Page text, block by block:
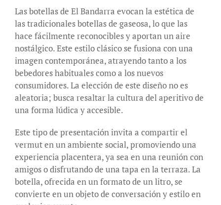
Las botellas de El Bandarra evocan la estética de
las tradicionales botellas de gaseosa, lo que las
hace fácilmente reconocibles y aportan un aire
nostálgico. Este estilo clásico se fusiona con una
imagen contemporánea, atrayendo tanto a los
bebedores habituales como a los nuevos
consumidores. La elección de este diseño no es
aleatoria; busca resaltar la cultura del aperitivo de
una forma lúdica y accesible.
Este tipo de presentación invita a compartir el
vermut en un ambiente social, promoviendo una
experiencia placentera, ya sea en una reunión con
amigos o disfrutando de una tapa en la terraza. La
botella, ofrecida en un formato de un litro, se
convierte en un objeto de conversación y estilo en